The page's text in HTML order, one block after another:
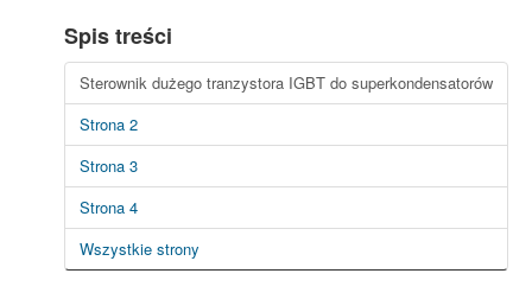
Spis treści
Sterownik dużego tranzystora IGBT do superkondensatorów
Strona 2
Strona 3
Strona 4
Wszystkie strony